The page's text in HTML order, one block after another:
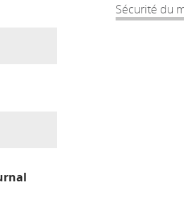
Sécurité du